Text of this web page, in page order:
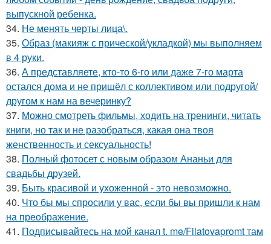
выпускной ребенка.
34. Не менять черты лица\.
35. Образ (макияж с прической/укладкой) мы выполняем
в 4 руки.
36. А представляете, кто-то 6-го или даже 7-го марта
остался дома и не пришёл с коллективом или подругой/
другом к нам на вечеринку?
37. Можно смотреть фильмы, ходить на тренинги, читать
книги, но так и не разобраться, какая она твоя
женственность и сексуальность!
38. Полный фотосет с новым образом Ананьи для
свадьбы друзей.
39. Быть красивой и ухоженной - это невозможно.
40. Что бы мы спросили у вас, если бы вы пришли к нам
на преображение.
41. Подписывайтесь на мой канал t. me/Filatovapromt там